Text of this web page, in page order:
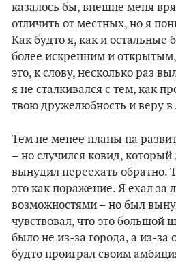
казалось бы, внешне меня
отличить от местных, но я
Как будто я, как и остальные
более искренним и
это, к слову, несколько раз
я не сталкивался с тем, как
твою дружелюбность и веру
Тем не менее планы на
– но случился ковид,
вынудил переехать обратно.
это как поражение. Я ехал за
возможностями – но был
чувствовал, что это большой
было не из-за города, а из-за
будто проиграл своим